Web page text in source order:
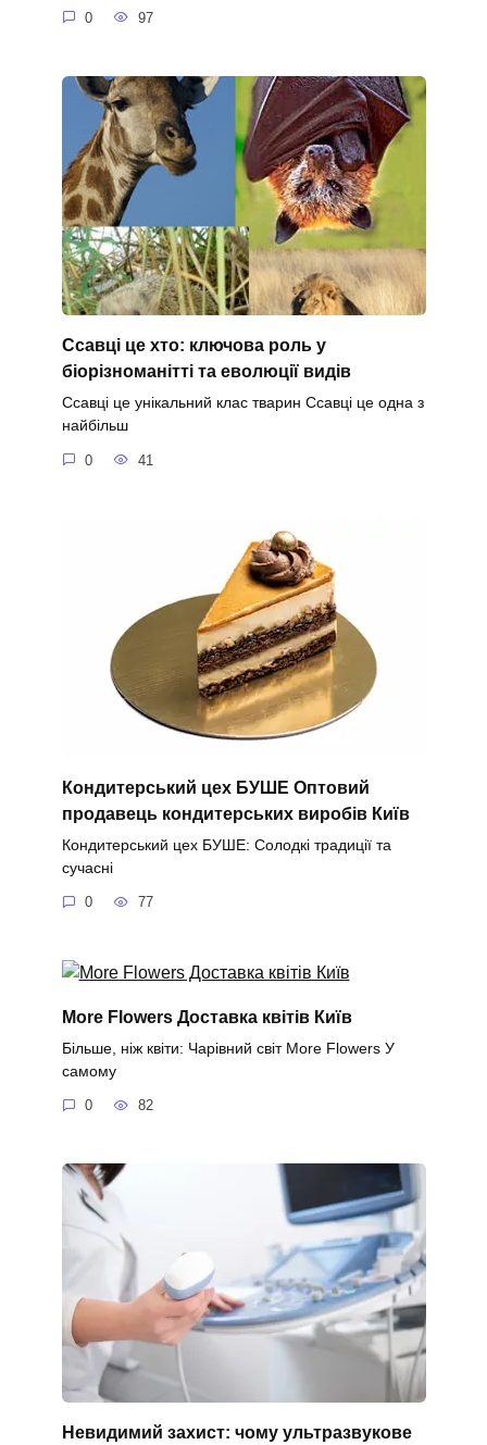
0 97
Ссавці це хто: ключова роль у
біорізноманітті та еволюції видів
Ссавці це унікальний клас тварин Ссавці це одна з
найбільш
0 41
Кондитерський цех БУШЕ Оптовий
продавець кондитерських виробів Київ
Кондитерський цех БУШЕ: Солодкі традиції та
сучасні
0 77
More Flowers Доставка квітів Київ
Більше, ніж квіти: Чарівний світ More Flowers У
самому
0 82
Невидимий захист: чому ультразвукове